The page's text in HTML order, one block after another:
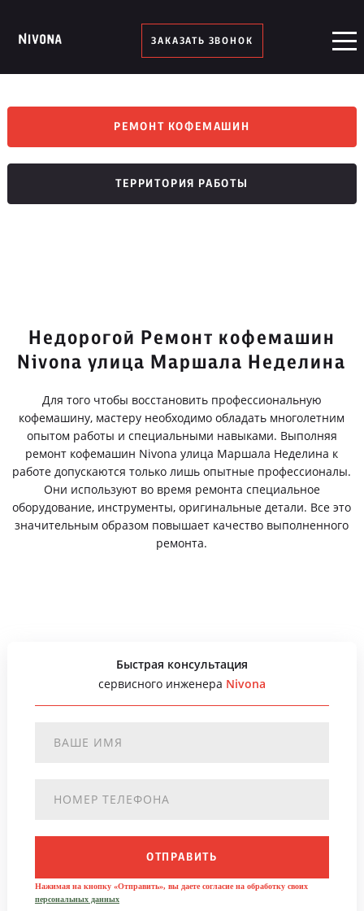
ЗАКАЗАТЬ ЗВОНОК
РЕМОНТ КОФЕМАШИН
ТЕРРИТОРИЯ РАБОТЫ
Недорогой Ремонт кофемашин
Nivona улица Маршала Неделина
Для того чтобы восстановить профессиональную
кофемашину, мастеру необходимо обладать многолетним
опытом работы и специальными навыками. Выполняя
ремонт кофемашин Nivona улица Маршала Неделина к
работе допускаются только лишь опытные профессионалы.
Они используют во время ремонта специальное
оборудование, инструменты, оригинальные детали. Все это
значительным образом повышает качество выполненного
ремонта.
Быстрая консультация
сервисного инженера Nivona
ОТПРАВИТЬ
Нажимая на кнопку «Отправить», вы даете согласие на обработку своих
персональных данных